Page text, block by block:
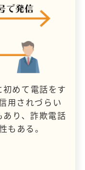
めて電話をす
用されづらい
り、詐欺電話
もある。